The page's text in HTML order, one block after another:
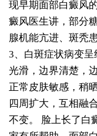
现早期面部白癜风
癜风医生讲，部分
腺机能亢进、斑秃
3、白斑症状病变
光滑，边界清楚，
正常皮肤敏感，稍
四周扩大，互相融
不变。
脸上长了白